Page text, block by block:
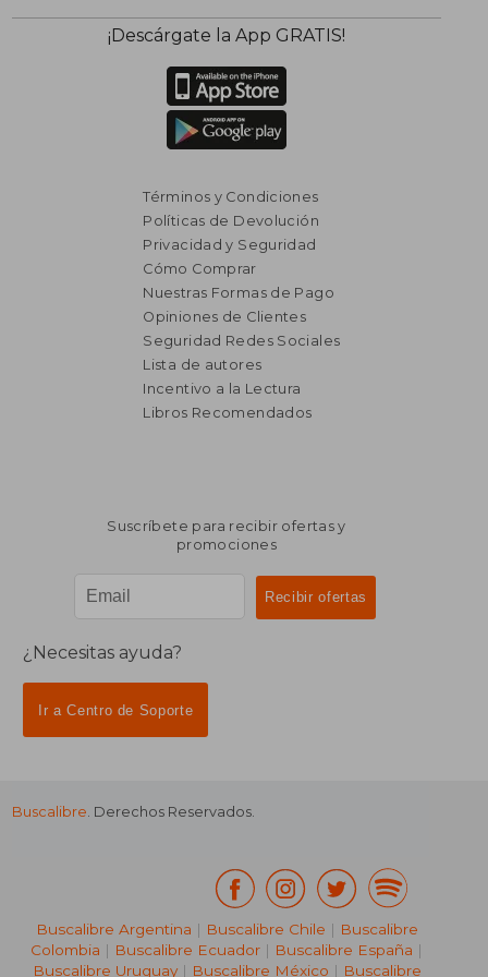
¡Descárgate la App GRATIS!
Términos y Condiciones
Políticas de Devolución
Privacidad y Seguridad
Cómo Comprar
Nuestras Formas de Pago
Opiniones de Clientes
Seguridad Redes Sociales
Lista de autores
Incentivo a la Lectura
Libros Recomendados
Suscríbete para recibir ofertas y
promociones
¿Necesitas ayuda?
Ir a Centro de Soporte
Buscalibre. Derechos Reservados.
Buscalibre Argentina | Buscalibre Chile | Buscalibre
Colombia | Buscalibre Ecuador | Buscalibre España |
Buscalibre Uruguay| Buscalibre México | Buscalibre